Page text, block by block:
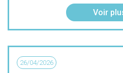
Voir
26/04/2026